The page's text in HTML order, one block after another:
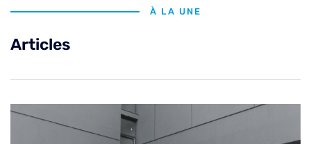
À LA UNE
Articles